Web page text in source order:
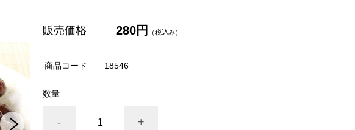
販売価格 280円 （税込み）
商品コード 18546
数量
- +